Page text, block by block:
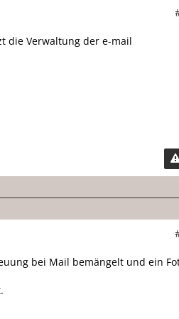
die Verwaltung der e-mail
bei Mail bemängelt und ein